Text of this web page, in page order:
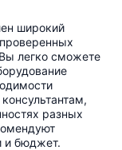
широкий
легко сможете
разных
и бюджет.